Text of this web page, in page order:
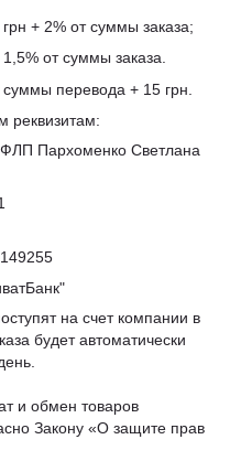
+ 2% от суммы заказа;
от суммы заказа.
суммы перевода + 15 грн.
реквизитам:
Пархоменко Светлана
на счет компании в
будет автоматически
и обмен товаров
Закону «О защите прав